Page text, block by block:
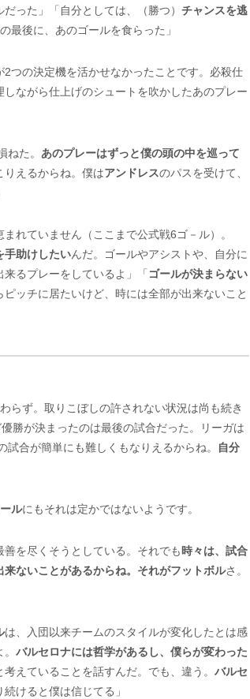
った」「自分としては、（勝つ） チャンスを逃
最後に、あのゴールを食らった」
つの決定機を活かせなかったことです。必殺仕
しながら仕上げのシュートを吹かしたあのプレー
た。 あのプレーはずっと僕の頭の中を巡って
りえるからね。僕はアンドレスのパスを受けて、
れていません（ここまで公式戦6ゴ－ル）。
手助けしたいんだ。ゴールやアシストや、自分に
るプレーをしているよ」「 ゴールが決まらない
ッチに居たいけど、時には全部が出来ないこと
らず。取りこぼしの許されない状況は尚も続き
勝が決まったのは最後の試合だった。リーガは
合が簡単にも難しくもなりえるからね。
自分
ルにもそれは定かではないようです。
を尽くそうとしている。それでも時々は、試合
ないことがあるからね。それがフットボルさ。
は、入団以来チームのスタイルが変化したとは感
バルセロナには哲学があるし、僕らが変わった
えていることを話すんだ。でも、違う。 バルセ
けると僕は信じてる」